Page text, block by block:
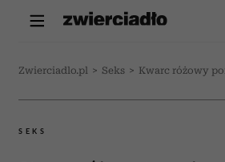
Zwierciadlo.pl > Seks > Kwarc różowy
SEKS